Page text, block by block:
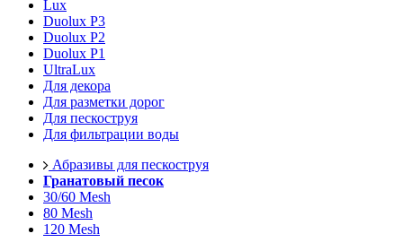
Lux
Duolux P3
Duolux P2
Duolux P1
UltraLux
Для декора
Для разметки дорог
Для пескоструя
Для фильтрации воды
Абразивы для пескоструя
Гранатовый песок
30/60 Mesh
80 Mesh
120 Mesh